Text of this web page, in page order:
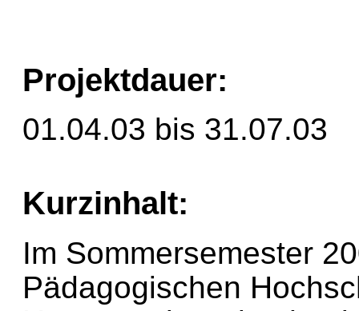
Projektdauer:
01.04.03 bis 31.07.03
Kurzinhalt:
Im Sommersemester
Pädagogischen